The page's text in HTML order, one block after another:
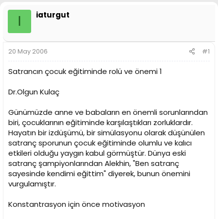
I iaturgut
20 May 2006 #1
Satrancın çocuk eğitiminde rolü ve önemi 1
Dr.Olgun Kulaç
Günümüzde anne ve babaların en önemli sorunlarından
biri, çocuklarının eğitiminde karşılaştıkları zorluklardır.
Hayatın bir izdüşümü, bir simülasyonu olarak düşünülen
satranç sporunun çocuk eğitiminde olumlu ve kalıcı
etkileri olduğu yaygın kabul görmüştür. Dünya eski
satranç şampiyonlarından Alekhin, "Ben satranç
sayesinde kendimi eğittim" diyerek, bunun önemini
vurgulamıştır.
Konstantrasyon için önce motivasyon